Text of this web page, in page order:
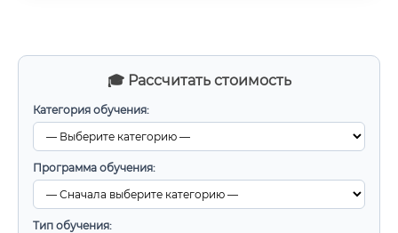
🎓 Рассчитать стоимость
Категория обучения:
Программа обучения:
Тип обучения: